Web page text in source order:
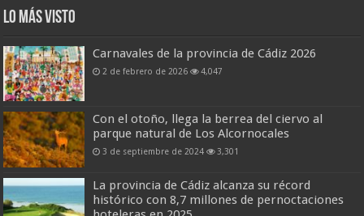
Lo más visto
Carnavales de la provincia de Cádiz 2026
2 de febrero de 2026 4,047
Con el otoño, llega la berrea del ciervo al
parque natural de Los Alcornocales
3 de septiembre de 2024 3,301
La provincia de Cádiz alcanza su récord
histórico con 8,7 millones de pernoctaciones